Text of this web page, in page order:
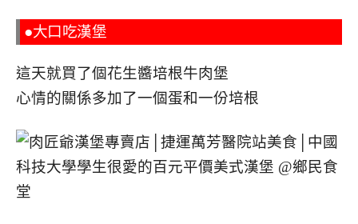
●大口吃漢堡
這天就買了個花生醬培根牛肉堡
心情的關係多加了一個蛋和一份培根